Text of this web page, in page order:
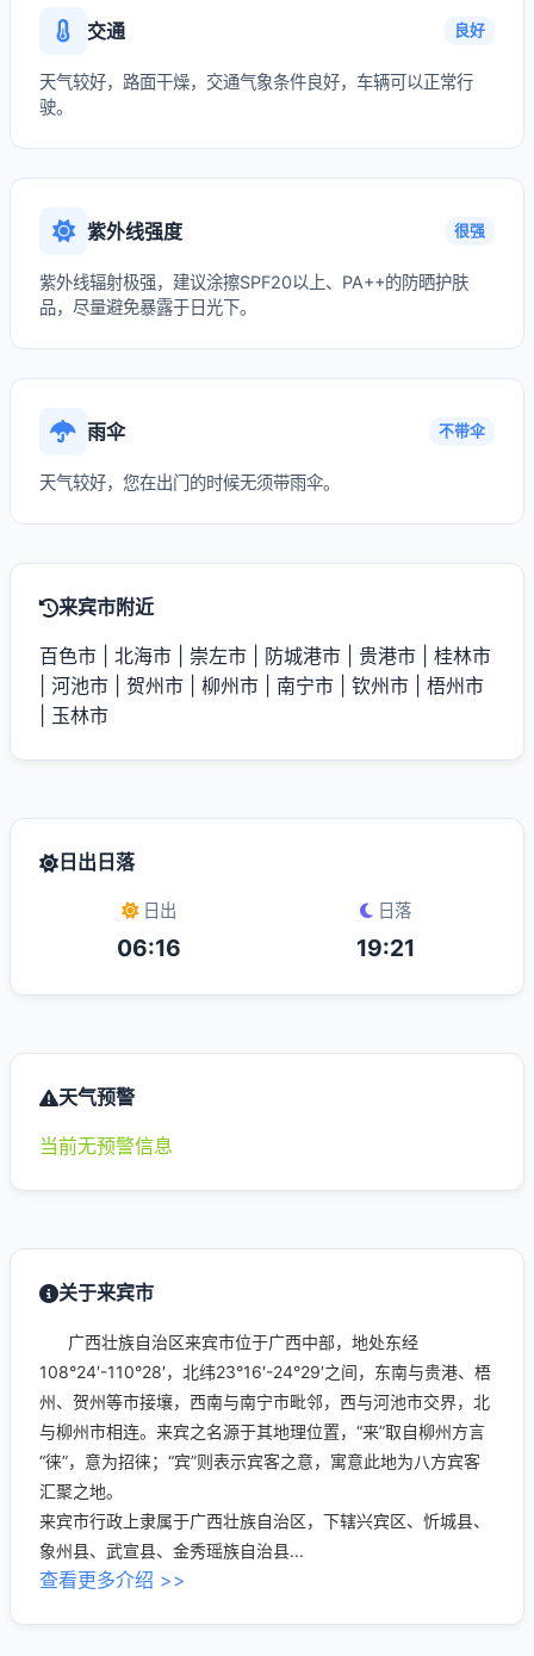
交通 良好
天气较好，路面干燥，交通气象条件良好，车辆可以正常行
驶。
紫外线强度 很强
紫外线辐射极强，建议涂擦SPF20以上、PA++的防晒护肤
品，尽量避免暴露于日光下。
雨伞 不带伞
天气较好，您在出门的时候无须带雨伞。
来宾市附近
百色市 北海市 崇左市 防城港市 贵港市
桂林市
河池市 贺州市 柳州市 南宁市 钦州市
梧州市
玉林市
日出日落
日出
06:16
日落
19:21
天气预警
当前无预警信息
关于来宾市
广西壮族自治区来宾市位于广西中部，地处东经
108°24′-110°28′，北纬23°16′-24°29′之间，东南与贵港、梧
州、贺州等市接壤，西南与南宁市毗邻，西与河池市交界，北
与柳州市相连。来宾之名源于其地理位置，“来”取自柳州方言
“徕”，意为招徕；“宾”则表示宾客之意，寓意此地为八方宾客
汇聚之地。
来宾市行政上隶属于广西壮族自治区，下辖兴宾区、忻城县、
象州县、武宣县、金秀瑶族自治县...
查看更多介绍 >>